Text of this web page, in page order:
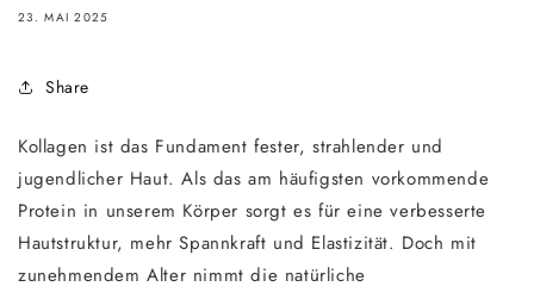
23. MAI 2025
Share
Kollagen ist das Fundament fester, strahlender und
jugendlicher Haut. Als das am häufigsten vorkommende
Protein in unserem Körper sorgt es für eine verbesserte
Hautstruktur, mehr Spannkraft und Elastizität. Doch mit
zunehmendem Alter nimmt die natürliche